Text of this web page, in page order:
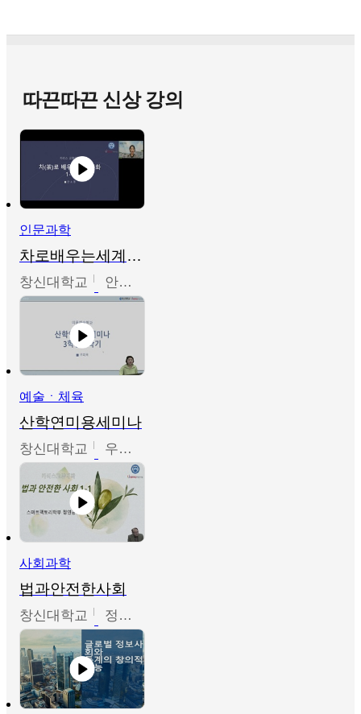
따끈따끈 신상 강의
인문과학
차로배우는세계문화
창신대학교 안소영
예술ㆍ체육
산학연미용세미나
창신대학교 우미옥,오윤경,박선이
사회과학
법과안전한사회
창신대학교 정연균